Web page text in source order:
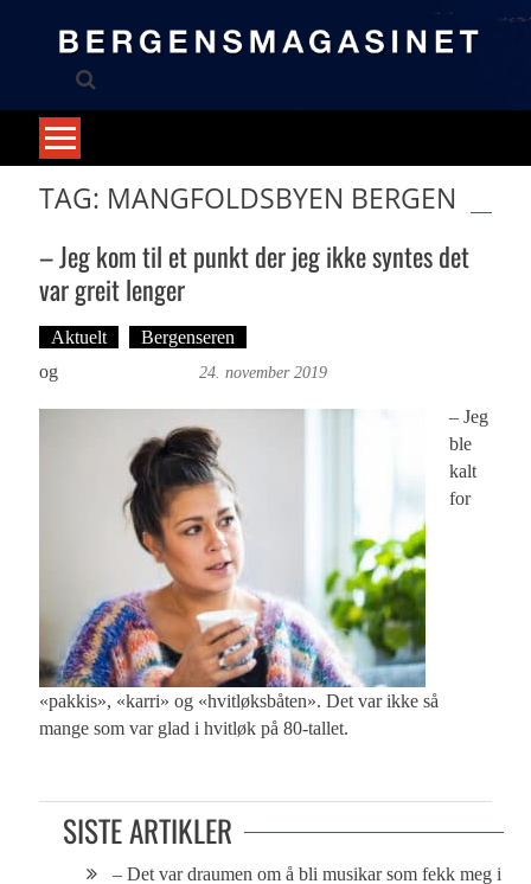
TAG: MANGFOLDSBYEN BERGEN
– Jeg kom til et punkt der jeg ikke syntes det
var greit lenger
Aktuelt Bergenseren
og
24. november 2019
– Jeg
ble
kalt
for
«pakkis», «karri» og «hvitløksbåten». Det var ikke så
mange som var glad i hvitløk på 80-tallet.
SISTE ARTIKLER
– Det var draumen om å bli musikar som fekk meg i